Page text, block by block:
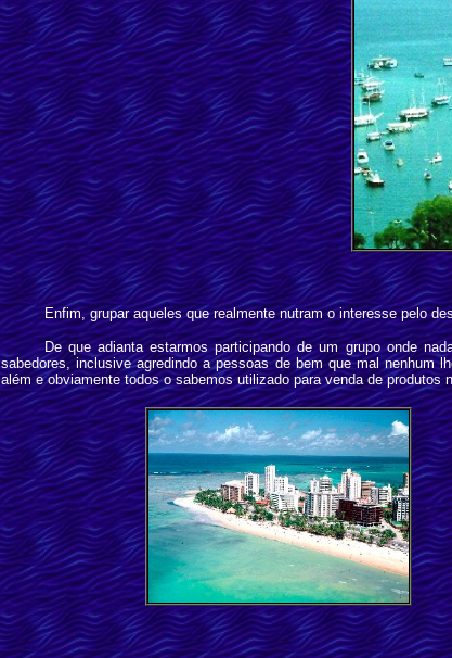
Enfim, grupar aqueles que realmente nutram o interesse pelo
De que adianta estarmos participando de um grupo onde
sabedores, inclusive agredindo a pessoas de bem que mal
além e obviamente todos o sabemos utilizado para venda de produtos